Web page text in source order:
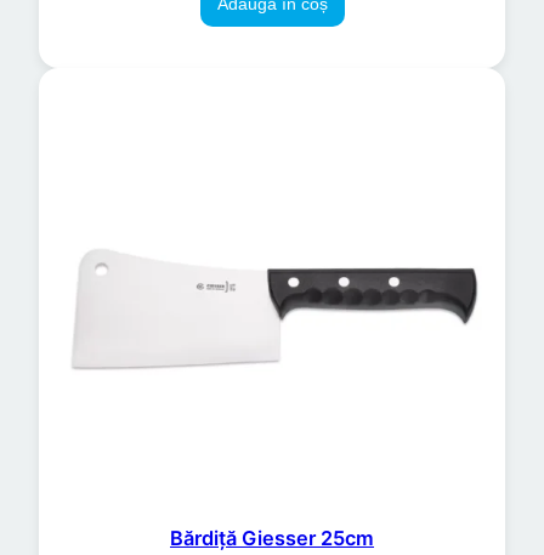
Adaugă în coș
Bărdiță Giesser 25cm